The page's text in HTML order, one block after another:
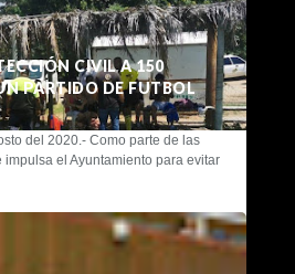
CIVIL A 150
PARTIDO DE FUTBOL
del 2020.- Como parte de las
el Ayuntamiento para evitar